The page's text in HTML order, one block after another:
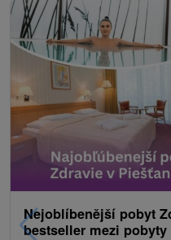
Nejoblíbenější pobyt
bestseller mezi pobyty